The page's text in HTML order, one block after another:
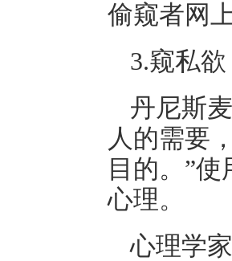
偷窥者网
3.窥私
丹尼斯
人的需要
目的。”
心理。
心理学